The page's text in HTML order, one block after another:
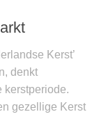
Kerst’
denkt
kerstperiode.
gezellige Kerst